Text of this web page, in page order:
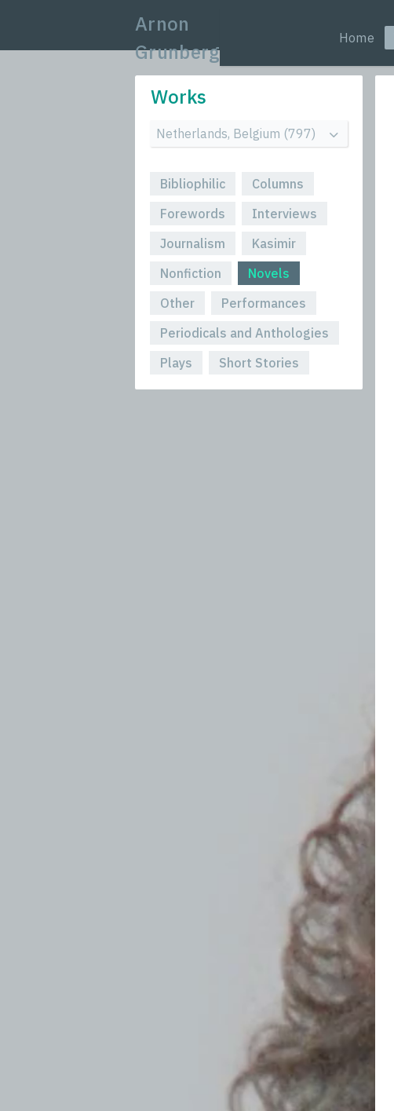
Arnon
Grunberg
Home
Works
Bibliophilic
Columns
Forewords
Interviews
Journalism
Kasimir
Nonfiction
Novels
Other
Performances
Periodicals and Anthologies
Plays
Short Stories